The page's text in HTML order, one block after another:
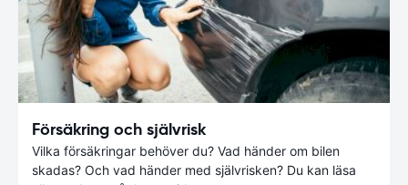
Försäkring och självrisk
Vilka försäkringar behöver du? Vad händer om bilen
skadas? Och vad händer med självrisken? Du kan läsa